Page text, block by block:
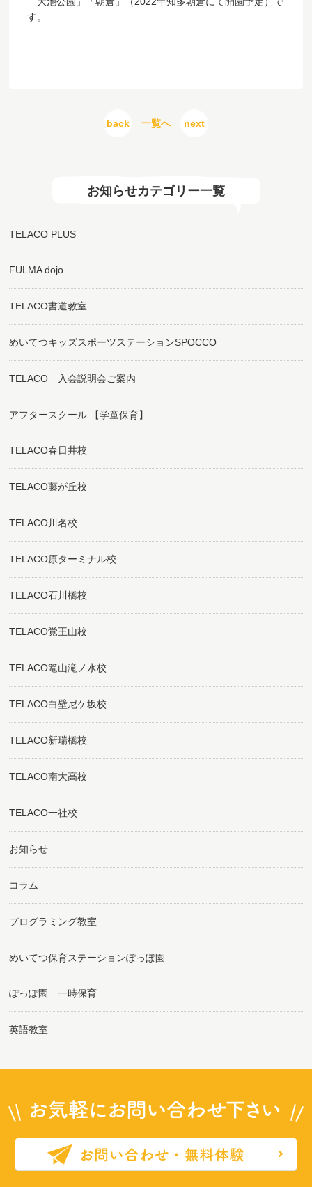
す。
back 一覧へ next
お知らせカテゴリー一覧
TELACO PLUS
FULMA dojo
TELACO書道教室
めいてつキッズスポーツステーションSPOCCO
TELACO 入会説明会ご案内
アフタースクール 【学童保育】
TELACO春日井校
TELACO藤が丘校
TELACO川名校
TELACO原ターミナル校
TELACO石川橋校
TELACO覚王山校
TELACO篭山滝ノ水校
TELACO白壁尼ケ坂校
TELACO新瑞橋校
TELACO南大高校
TELACO一社校
お知らせ
コラム
プログラミング教室
めいてつ保育ステーションぽっぽ園
ぽっぽ園 一時保育
英語教室